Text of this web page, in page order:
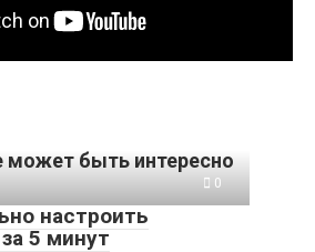
может быть интересно
0
настроить
5 минут